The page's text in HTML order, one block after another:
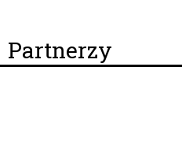
Partnerzy